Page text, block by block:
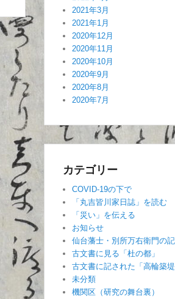
2021年3月
2021年1月
2020年12月
2020年11月
2020年10月
2020年9月
2020年8月
2020年7月
カテゴリー
COVID-19の下で
「丸吉皆川家日誌」を読む
「災い」を伝える
お知らせ
仙台藩士・別所万右衛門の
古文書に見る「杜の都」
古文書に記された「高輪築堤
未分類
機関区（研究の舞台裏）